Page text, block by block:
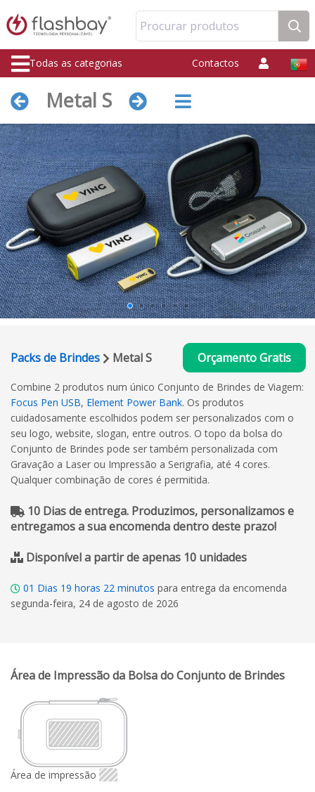
Procurar produtos
Todas as categorias Contactos
Metal S
Packs de Brindes Metal S Orçamento Gratis
Combine 2 produtos num único Conjunto de Brindes de Viagem:
Focus Pen USB, Element Power Bank. Os produtos
cuidadosamente escolhidos podem ser personalizados com o
seu logo, website, slogan, entre outros. O topo da bolsa do
Conjunto de Brindes pode ser também personalizada com
Gravação a Laser ou Impressão a Serigrafia, até 4 cores.
Qualquer combinação de cores é permitida.
10 Dias de entrega. Produzimos, personalizamos e
entregamos a sua encomenda dentro deste prazo!
Disponível a partir de apenas 10 unidades
01 Dias 19 horas 22 minutos para entrega da encomenda
segunda-feira, 24 de agosto de 2026
Área de Impressão da Bolsa do Conjunto de Brindes
Área de impressão